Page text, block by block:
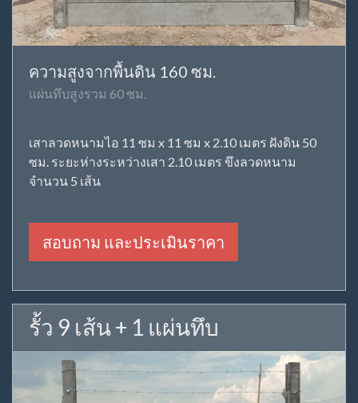
ความสูงจากพื้นดิน 160 ซม.
แผ่นทึบสูงรวม 60 ซม.
เสาลวดหนามไอ 11 ซม x 11 ซม x 2.10 เมตร ฝังดิน 50
ซม. ระยะห่างระหว่างเสา 2.10 เมตร ขึงลวดหนาม
จำนวน 5 เส้น
สอบถาม และประเมินราคา
รั้ว 9 เส้น + 1 แผ่นทึบ